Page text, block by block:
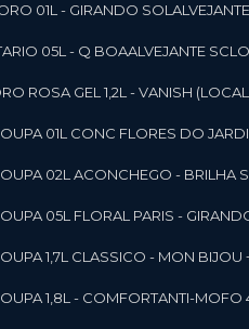
01L - GIRANDO SOL
05L - Q BOA ALVEJANTE
ROSA GEL 1,2L - VANISH
01L CONC FLORES DO
02L ACONCHEGO - BRILHA
05L FLORAL PARIS -
1,7L CLASSICO - MON BIJOU
1,8L - COMFORT ANTI-